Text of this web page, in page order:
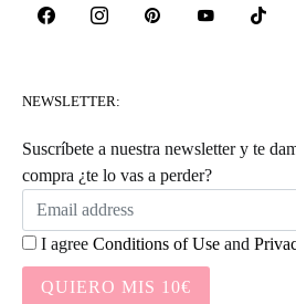
NEWSLETTER:
Suscríbete a nuestra newsletter y te
compra ¿te lo vas a perder?
I agree Conditions of Use and
QUIERO MIS 10€